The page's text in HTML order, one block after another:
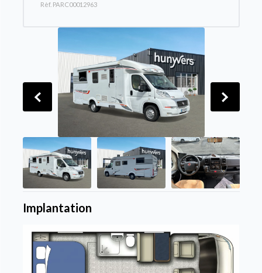
Rèf. PARC00012963
Implantation